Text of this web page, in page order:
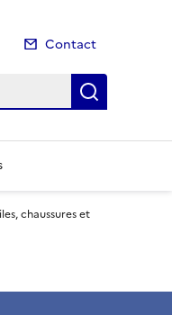
Contact
chaussures et